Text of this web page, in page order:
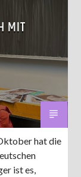
MHz
MIT
hat die
ist es,